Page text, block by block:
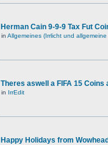
Herman Cain 9-9-9 Tax Fut
in Allgemeines (Irrlicht und
Theres aswell a FIFA 15 Coins
in IrrEdit
Happy Holidays from